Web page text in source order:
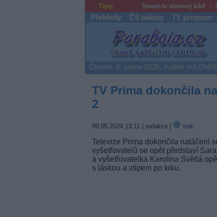
Tipy: Sweet.tv slevový kód
Přehledy ČS pakety TV program
Parabola.cz
Čtvrtek, 6. srpna 2026, svátek má
TV Prima dokončila
2
09.05.2024 13:11 | redakce | tisk
Televize Prima dokončila natáčení
vyšetřovatelů se opět představí
a vyšetřovatelka Karolína Světlá
s láskou a vtipem po krku.